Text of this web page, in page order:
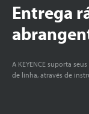
Entrega
A KEYENCE suporta
de linha, através de